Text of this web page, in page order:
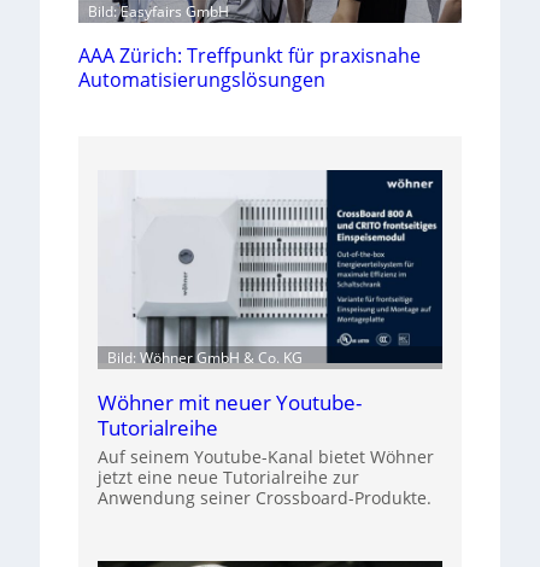
Bild: Easyfairs GmbH
AAA Zürich: Treffpunkt für praxisnahe
Automatisierungslösungen
Bild: Wöhner GmbH & Co. KG
Wöhner mit neuer Youtube-
Tutorialreihe
Auf seinem Youtube-Kanal bietet Wöhner
jetzt eine neue Tutorialreihe zur
Anwendung seiner Crossboard-Produkte.